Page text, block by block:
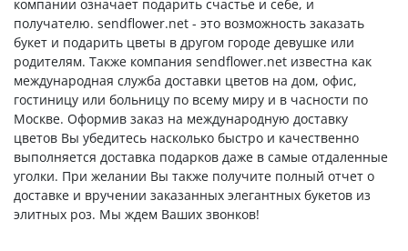
компании означает подарить счастье и себе, и
получателю. sendflower.net - это возможность заказать
букет и подарить цветы в другом городе девушке или
родителям. Также компания sendflower.net известна как
международная служба доставки цветов на дом, офис,
гостиницу или больницу по всему миру и в часности по
Москве. Оформив заказ на международную доставку
цветов Вы убедитесь насколько быстро и качественно
выполняется доставка подарков даже в самые отдаленные
уголки. При желании Вы также получите полный отчет о
доставке и вручении заказанных элегантных букетов из
элитных роз. Мы ждем Ваших звонков!